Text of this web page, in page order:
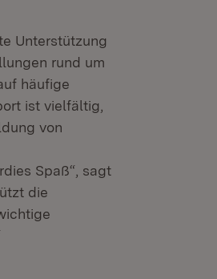
Fenster)
Unterstützung
rund um
häufige
ist vielfältig,
von
Spaß“, sagt
die